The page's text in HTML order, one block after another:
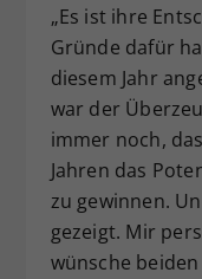
„Es ist ihre
Gründe dafür
diesem Jahr
war der
immer noch,
Jahren das
zu gewinnen.
gezeigt. Mir
wünsche